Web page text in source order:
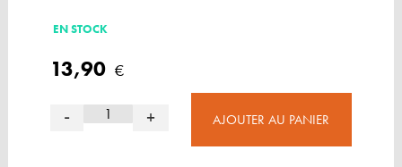
EN STOCK
13,90 €
- + AJOUTER AU PANIER